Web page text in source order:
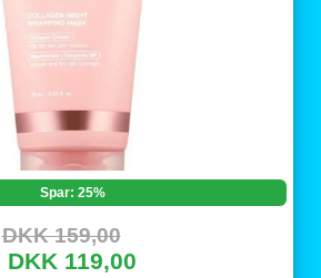
Spar: 25%
DKK 159,00
DKK 119,00